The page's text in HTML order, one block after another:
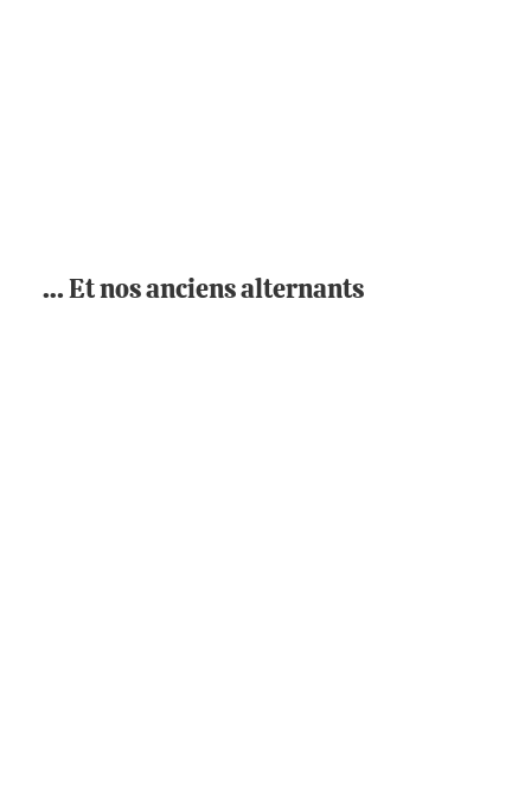
… Et nos anciens alternants